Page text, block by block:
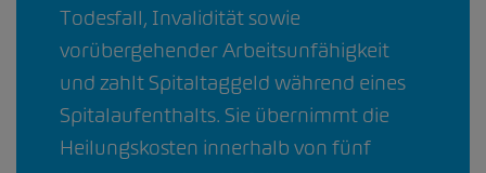
Todesfall, Invalidität sowie
vorübergehender Arbeitsunfähigkeit
und zahlt Spitaltaggeld während eines
Spitalaufenthalts. Sie übernimmt die
Heilungskosten innerhalb von fünf